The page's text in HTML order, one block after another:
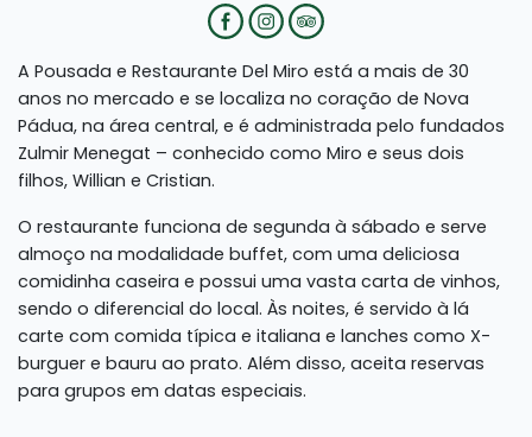
A Pousada e Restaurante Del Miro está a mais de 30
anos no mercado e se localiza no coração de Nova
Pádua, na área central, e é administrada pelo fundados
Zulmir Menegat – conhecido como Miro e seus dois
filhos, Willian e Cristian.
O restaurante funciona de segunda à sábado e serve
almoço na modalidade buffet, com uma deliciosa
comidinha caseira e possui uma vasta carta de vinhos,
sendo o diferencial do local. Às noites, é servido à lá
carte com comida típica e italiana e lanches como X-
burguer e bauru ao prato. Além disso, aceita reservas
para grupos em datas especiais.